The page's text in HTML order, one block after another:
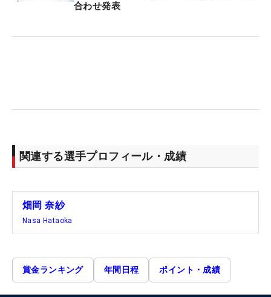
合わせ発表
関連する選手プロフィール・成績
畑岡 奈紗
Nasa Hataoka
賞金ランキング 年間日程 ポイント・成績